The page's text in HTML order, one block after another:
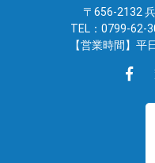
〒656-2132
TEL：0799-62-
【営業時間】平